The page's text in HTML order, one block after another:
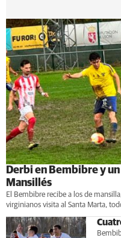
Derbi en Bembibre y un
Mansillés
El Bembibre recibe a los de
virginianos visita al Santa Marta,